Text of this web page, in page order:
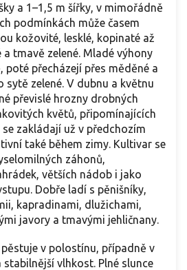
a 1–1,5 m šířky, v mimořádně
podmínkách může časem
kožovité, lesklé, kopinaté až
tmavě zelené. Mladé výhony
poté přecházejí přes měděné a
zelené. V dubnu a květnu
převislé hrozny drobných
květů, připomínajících
zakládají už v předchozím
také během zimy. Kultivar se
záhonů,
větších nádob i jako
Dobře ladí s pěnišníky,
kapradinami, dlužichami,
javory a tmavými jehličnany.
pěstuje v polostínu, případně v
stabilnější vlhkost. Plné slunce